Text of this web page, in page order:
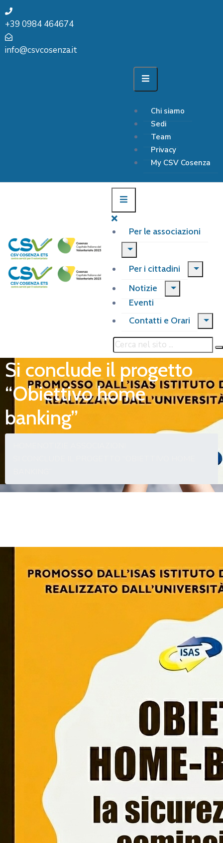
+39 0984 464674
info@csvcosenza.it
Chi siamo
Sedi
Team
Privacy
My CSV Cosenza
Per le associazioni
Per i cittadini
Notizie
Eventi
Contatti e Orari
Si conclude il progetto
“Obiettivo home
banking”